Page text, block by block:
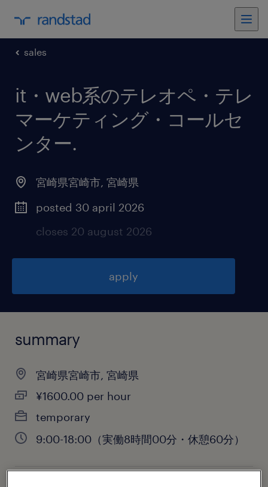
sales
it・web系のテレオペ・テレ
マーケティング・コールセ
ンター.
宮崎県宮崎市, 宮崎県
posted 30 april 2026
closes 20 august 2026
apply
summary
宮崎県宮崎市, 宮崎県
¥1600.00 per hour
temporary
9:00-18:00（実働8時間00分・休憩60分）